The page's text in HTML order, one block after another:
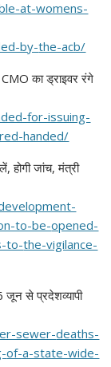
at-womens-
by-the-acb/
CMO का ड्राइवर रंगे
for-issuing-
handed/
होगी जांच, मंत्री
to-be-opened-
to-the-vigilance-
जून से प्रदेशव्यापी
sewer-deaths-
of-a-state-wide-